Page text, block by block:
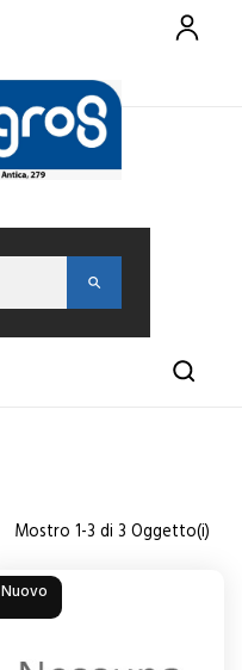
Mostro 1-3 di 3 Oggetto(i)
Nuovo